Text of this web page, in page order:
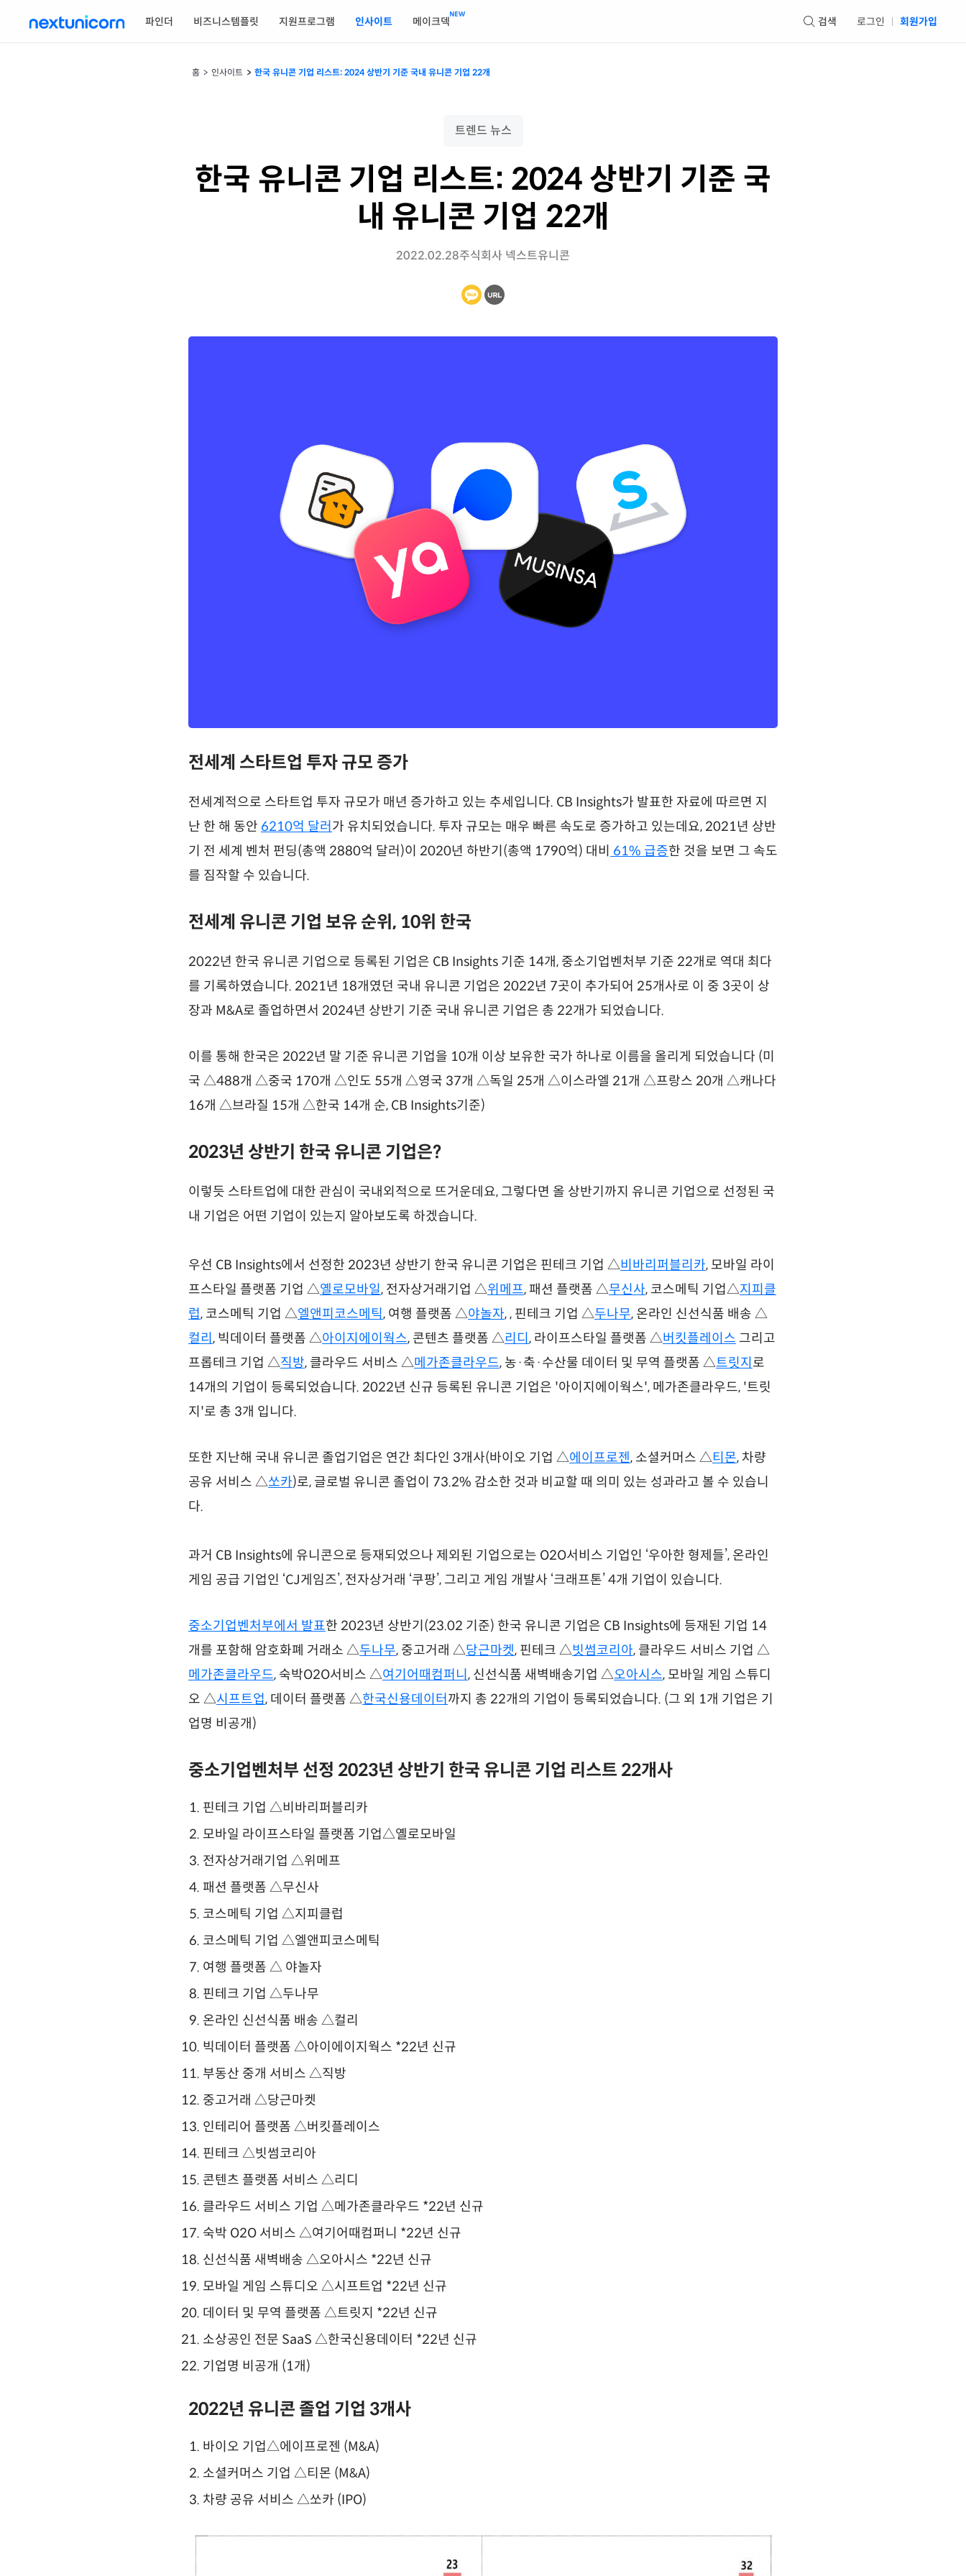
파인더 비즈니스템플릿 지원프로그램 인사이트 메이크덱 검색 로그인 회원가입
홈 인사이트 한국 유니콘 기업 리스트: 2024 상반기 기준 국내 유니콘 기업 22개
트렌드 뉴스
한국 유니콘 기업 리스트: 2024 상반기 기준 국
내 유니콘 기업 22개
2022.02.28주식회사 넥스트유니콘
전세계 스타트업 투자 규모 증가
전세계적으로 스타트업 투자 규모가 매년 증가하고 있는 추세입니다. CB Insights가 발표한 자료에 따르면 지
난 한 해 동안 6210억 달러 가 유치되었습니다. 투자 규모는 매우 빠른 속도로 증가하고 있는데요, 2021년 상반
기 전 세계 벤처 펀딩(총액 2880억 달러)이 2020년 하반기(총액 1790억) 대비 61% 급증한 것을 보면 그 속도
를 짐작할 수 있습니다.
전세계 유니콘 기업 보유 순위, 10위 한국
2022년 한국 유니콘 기업으로 등록된 기업은 CB Insights 기준 14개, 중소기업벤처부 기준 22개로 역대 최다
를 기록하였습니다. 2021년 18개였던 국내 유니콘 기업은 2022년 7곳이 추가되어 25개사로 이 중 3곳이 상
장과 M&A로 졸업하면서 2024년 상반기 기준 국내 유니콘 기업은 총 22개가 되었습니다.
이를 통해 한국은 2022년 말 기준 유니콘 기업을 10개 이상 보유한 국가 하나로 이름을 올리게 되었습니다 (미
국 △488개 △중국 170개 △인도 55개 △영국 37개 △독일 25개 △이스라엘 21개 △프랑스 20개 △캐나다
16개 △브라질 15개 △한국 14개 순, CB Insights기준)
2023년 상반기 한국 유니콘 기업은?
이렇듯 스타트업에 대한 관심이 국내외적으로 뜨거운데요, 그렇다면 올 상반기까지 유니콘 기업으로 선정된 국
내 기업은 어떤 기업이 있는지 알아보도록 하겠습니다.
우선 CB Insights에서 선정한 2023년 상반기 한국 유니콘 기업은 핀테크 기업 △비바리퍼블리카, 모바일 라이
프스타일 플랫폼 기업 △옐로모바일, 전자상거래기업 △위메프, 패션 플랫폼 △무신사, 코스메틱 기업△지피클
럽, 코스메틱 기업 △엘앤피코스메틱, 여행 플랫폼 △야놀자, , 핀테크 기업 △두나무, 온라인 신선식품 배송 △
컬리 , 빅데이터 플랫폼 △아이지에이웍스, 콘텐츠 플랫폼 △리디 , 라이프스타일 플랫폼 △버킷플레이스 그리고
프롭테크 기업 △직방, 클라우드 서비스 △메가존클라우드, 농·축·수산물 데이터 및 무역 플랫폼 △트릿지 로
14개의 기업이 등록되었습니다. 2022년 신규 등록된 유니콘 기업은 '아이지에이웍스', 메가존클라우드, '트릿
지'로 총 3개 입니다.
또한 지난해 국내 유니콘 졸업기업은 연간 최다인 3개사(바이오 기업 △에이프로젠, 소셜커머스 △티몬, 차량
공유 서비스 △쏘카)로, 글로벌 유니콘 졸업이 73.2% 감소한 것과 비교할 때 의미 있는 성과라고 볼 수 있습니
다.
과거 CB Insights에 유니콘으로 등재되었으나 제외된 기업으로는 O2O서비스 기업인 ‘우아한 형제들’, 온라인
게임 공급 기업인 ‘CJ게임즈’, 전자상거래 ‘쿠팡’, 그리고 게임 개발사 ‘크래프톤’ 4개 기업이 있습니다.
중소기업벤처부에서 발표한 2023년 상반기(23.02 기준) 한국 유니콘 기업은 CB Insights에 등재된 기업 14
개를 포함해 암호화폐 거래소 △두나무, 중고거래 △당근마켓, 핀테크 △빗썸코리아, 클라우드 서비스 기업 △
메가존클라우드, 숙박O2O서비스 △여기어때컴퍼니 , 신선식품 새벽배송기업 △오아시스, 모바일 게임 스튜디
오 △시프트업, 데이터 플랫폼 △한국신용데이터 까지 총 22개의 기업이 등록되었습니다. (그 외 1개 기업은 기
업명 비공개)
중소기업벤처부 선정 2023년 상반기 한국 유니콘 기업 리스트 22개사
핀테크 기업 △비바리퍼블리카
모바일 라이프스타일 플랫폼 기업△옐로모바일
전자상거래기업 △위메프
패션 플랫폼 △무신사
코스메틱 기업 △지피클럽
코스메틱 기업 △엘앤피코스메틱
여행 플랫폼 △ 야놀자
핀테크 기업 △두나무
온라인 신선식품 배송 △컬리
빅데이터 플랫폼 △아이에이지웍스 *22년 신규
부동산 중개 서비스 △직방
중고거래 △당근마켓
인테리어 플랫폼 △버킷플레이스
핀테크 △빗썸코리아
콘텐츠 플랫폼 서비스 △리디
클라우드 서비스 기업 △메가존클라우드 *22년 신규
숙박 O2O 서비스 △여기어때컴퍼니 *22년 신규
신선식품 새벽배송 △오아시스 *22년 신규
모바일 게임 스튜디오 △시프트업 *22년 신규
데이터 및 무역 플랫폼 △트릿지 *22년 신규
소상공인 전문 SaaS △한국신용데이터 *22년 신규
기업명 비공개 (1개)
2022년 유니콘 졸업 기업 3개사
바이오 기업△에이프로젠 (M&A)
소셜커머스 기업 △티몬 (M&A)
차량 공유 서비스 △쏘카 (IPO)